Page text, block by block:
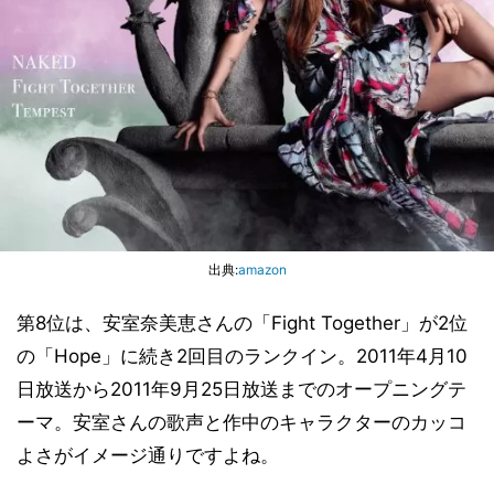
出典:amazon
第8位は、安室奈美恵さんの「Fight Together」が2位
の「Hope」に続き2回目のランクイン。2011年4月10
日放送から2011年9月25日放送までのオープニングテ
ーマ。安室さんの歌声と作中のキャラクターのカッコ
よさがイメージ通りですよね。